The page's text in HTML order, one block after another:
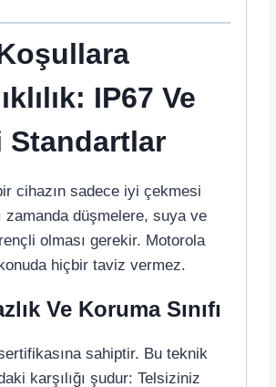
IP67 Ve
Standartlar
cihazın sadece iyi çekmesi
zamanda düşmelere, suya ve
olması gerekir. Motorola
hiçbir taviz vermez.
Ve Koruma Sınıfı
sahiptir. Bu teknik
karşılığı şudur: Telsiziniz